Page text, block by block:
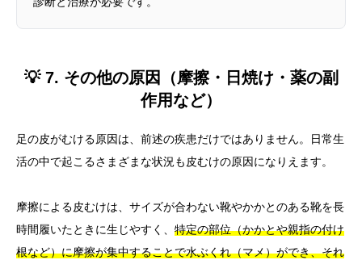
💡 7. その他の原因（摩擦・日焼け・薬の副
作用など）
足の皮がむける原因は、前述の疾患だけではありません。日常生
活の中で起こるさまざまな状況も皮むけの原因になりえます。
摩擦による皮むけは、サイズが合わない靴やかかとのある靴を長
時間履いたときに生じやすく、 特定の部位（かかとや親指の付け
根など）に摩擦が集中することで水ぶくれ（マメ）ができ、それ